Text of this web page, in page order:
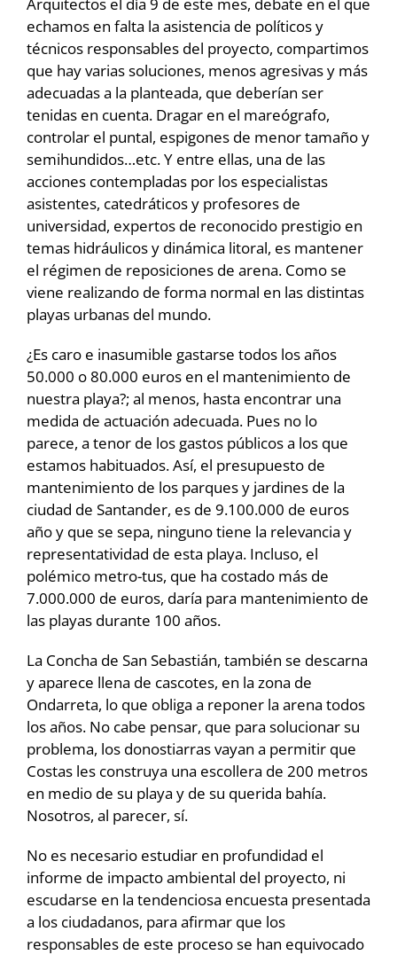
echamos en falta la asistencia de políticos y
técnicos responsables del proyecto, compartimos
que hay varias soluciones, menos agresivas y más
adecuadas a la planteada, que deberían ser
tenidas en cuenta. Dragar en el mareógrafo,
controlar el puntal, espigones de menor tamaño y
semihundidos…etc. Y entre ellas, una de las
acciones contempladas por los especialistas
asistentes, catedráticos y profesores de
universidad, expertos de reconocido prestigio en
temas hidráulicos y dinámica litoral, es mantener
el régimen de reposiciones de arena. Como se
viene realizando de forma normal en las distintas
playas urbanas del mundo.
¿Es caro e inasumible gastarse todos los años
50.000 o 80.000 euros en el mantenimiento de
nuestra playa?; al menos, hasta encontrar una
medida de actuación adecuada. Pues no lo
parece, a tenor de los gastos públicos a los que
estamos habituados. Así, el presupuesto de
mantenimiento de los parques y jardines de la
ciudad de Santander, es de 9.100.000 de euros
año y que se sepa, ninguno tiene la relevancia y
representatividad de esta playa. Incluso, el
polémico metro-tus, que ha costado más de
7.000.000 de euros, daría para mantenimiento de
las playas durante 100 años.
La Concha de San Sebastián, también se descarna
y aparece llena de cascotes, en la zona de
Ondarreta, lo que obliga a reponer la arena todos
los años. No cabe pensar, que para solucionar su
problema, los donostiarras vayan a permitir que
Costas les construya una escollera de 200 metros
en medio de su playa y de su querida bahía.
Nosotros, al parecer, sí.
No es necesario estudiar en profundidad el
informe de impacto ambiental del proyecto, ni
escudarse en la tendenciosa encuesta presentada
a los ciudadanos, para afirmar que los
responsables de este proceso se han equivocado